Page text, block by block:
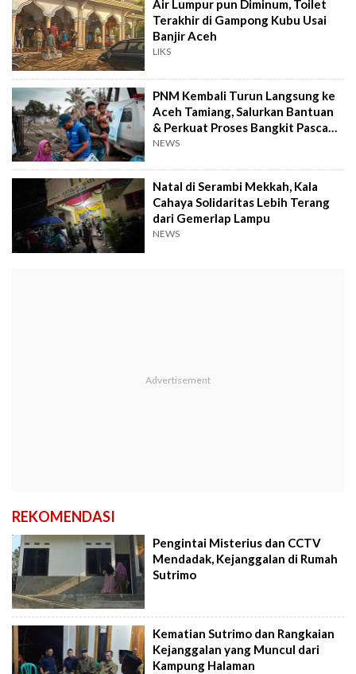
Air Lumpur pun Diminum, Toilet
Terakhir di Gampong Kubu Usai
Banjir Aceh
LIKS
PNM Kembali Turun Langsung ke
Aceh Tamiang, Salurkan Bantuan
& Perkuat Proses Bangkit Pasca
Bencana
NEWS
Natal di Serambi Mekkah, Kala
Cahaya Solidaritas Lebih Terang
dari Gemerlap Lampu
NEWS
REKOMENDASI
Pengintai Misterius dan CCTV
Mendadak, Kejanggalan di Rumah
Sutrimo
Kematian Sutrimo dan Rangkaian
Kejanggalan yang Muncul dari
Kampung Halaman